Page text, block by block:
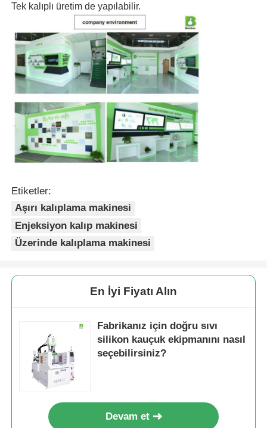
Aşırı kalıplama makinesi
Enjeksiyon kalıplama makinesi aksesuarları
Sıvı silikon kauçuk enjeksiyon kalıplaması
Sıvı silikon kalıplama
Silikon kauçuk enjeksiyon kalıplama
Tek kalıplı üretim de yapılabilir.
Etiketler:
Aşırı kalıplama makinesi
Enjeksiyon kalıp makinesi
Üzerinde kalıplama makinesi
En İyi Fiyatı Alın
Fabrikanız için doğru sıvı
silikon kauçuk ekipmanını nasıl
seçebilirsiniz?
Devam et